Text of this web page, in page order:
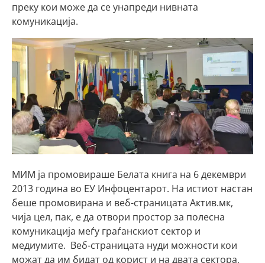
преку кои може да се унапреди нивната
комуникација.
МИМ ја промовираше Белата книга на 6 декември
2013 година во ЕУ Инфоцентарот. На истиот настан
беше промовирана и веб-страницата Актив.мк,
чија цел, пак, е да отвори простор за полесна
комуникација меѓу граѓанскиот сектор и
медиумите. Веб-страницата нуди можности кои
можат да им бидат од корист и на двата сектора,